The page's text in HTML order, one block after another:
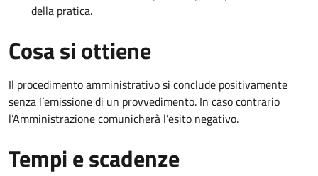
della pratica.
Cosa si ottiene
Il procedimento amministrativo si conclude positivamente
senza l’emissione di un provvedimento. In caso contrario
l’Amministrazione comunicherà l’esito negativo.
Tempi e scadenze